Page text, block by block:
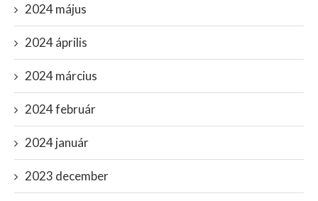
2024 május
2024 április
2024 március
2024 február
2024 január
2023 december